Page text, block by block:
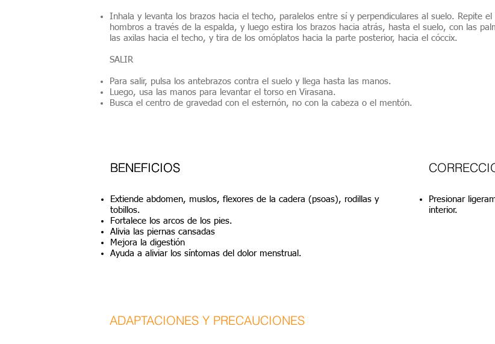
Inhala y levanta los brazos hacia el techo, paralelos entre sí y perpendiculares al suelo. Repite
hombros a través de la espalda, y luego estira los brazos hacia atrás, hasta el suelo, con las
las axilas hacia el techo, y tira de los omóplatos hacia la parte posterior, hacia el cóccix.
SALIR
Para salir, pulsa los antebrazos contra el suelo y llega hasta las manos.
Luego, usa las manos para levantar el torso en Virasana.
Busca el centro de gravedad con el esternón, no con la cabeza o el mentón.
BENEFICIOS
BENEFICIOS
Extiende abdomen, muslos, flexores de la cadera (psoas), rodillas y
tobillos.
Fortalece los arcos de los pies.
Alivia las piernas cansadas
Mejora la digestión
Ayuda a aliviar los síntomas del dolor menstrual.
Presionar
interior.
ADAPTACIONES Y PRECAUCIONES